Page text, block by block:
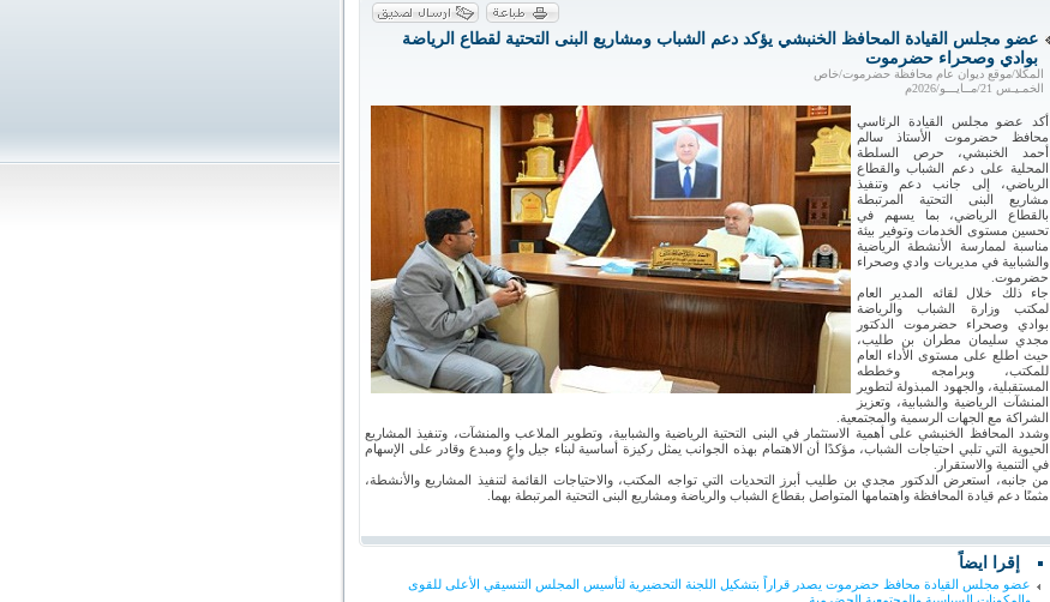
عضو مجلس القيادة المحافظ الخنبشي يؤكد دعم الشباب ومشاريع البنى التحتية لقطاع الرياضة
بوادي وصحراء حضرموت
المكلا/موقع ديوان عام محافظة حضرموت/خاص
الخمـيـس 21/مــايـــو/2026م
أكد عضو مجلس القيادة الرئاسي
محافظ حضرموت الأستاذ سالم
أحمد الخنبشي، حرص السلطة
المحلية على دعم الشباب والقطاع
الرياضي، إلى جانب دعم وتنفيذ
مشاريع البنى التحتية المرتبطة
بالقطاع الرياضي، بما يسهم في
تحسين مستوى الخدمات وتوفير بيئة
مناسبة لممارسة الأنشطة الرياضية
والشبابية في مديريات وادي وصحراء
حضرموت.
جاء ذلك خلال لقائه المدير العام
لمكتب وزارة الشباب والرياضة
بوادي وصحراء حضرموت الدكتور
مجدي سليمان مطران بن طليب،
حيث اطلع على مستوى الأداء العام
للمكتب، وبرامجه وخططه
المستقبلية، والجهود المبذولة لتطوير
المنشآت الرياضية والشبابية، وتعزيز
الشراكة مع الجهات الرسمية والمجتمعية.
وشدد المحافظ الخنبشي على أهمية الاستثمار في البنى التحتية الرياضية والشبابية، وتطوير الملاعب والمنشآت، وتنفيذ المشاريع
الحيوية التي تلبي احتياجات الشباب، مؤكدًا أن الاهتمام بهذه الجوانب يمثل ركيزة أساسية لبناء جيل واعٍ ومبدع وقادر على الإسهام
في التنمية والاستقرار.
من جانبه، استعرض الدكتور مجدي بن طليب أبرز التحديات التي تواجه المكتب، والاحتياجات القائمة لتنفيذ المشاريع والأنشطة،
مثمنًا دعم قيادة المحافظة واهتمامها المتواصل بقطاع الشباب والرياضة ومشاريع البنى التحتية المرتبطة بهما.
إقرا ايضاً
عضو مجلس القيادة محافظ حضرموت يصدر قراراً بتشكيل اللجنة التحضيرية لتأسيس المجلس التنسيقي الأعلى للقوى